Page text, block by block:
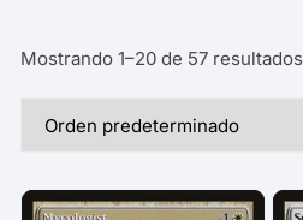
Mostrando 1–20 de 57 resultados